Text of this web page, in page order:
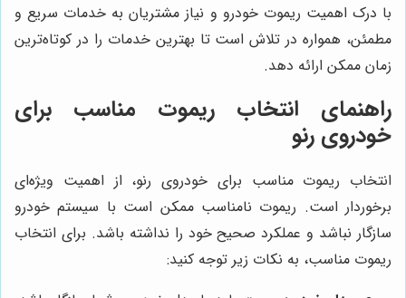
با درک اهمیت ریموت خودرو و نیاز مشتریان به خدمات سریع و
مطمئن، همواره در تلاش است تا بهترین خدمات را در کوتاه‌ترین
زمان ممکن ارائه دهد.
راهنمای انتخاب ریموت مناسب برای
خودروی رنو
انتخاب ریموت مناسب برای خودروی رنو، از اهمیت ویژه‌ای
برخوردار است. ریموت نامناسب ممکن است با سیستم خودرو
سازگار نباشد و عملکرد صحیح خود را نداشته باشد. برای انتخاب
ریموت مناسب، به نکات زیر توجه کنید: